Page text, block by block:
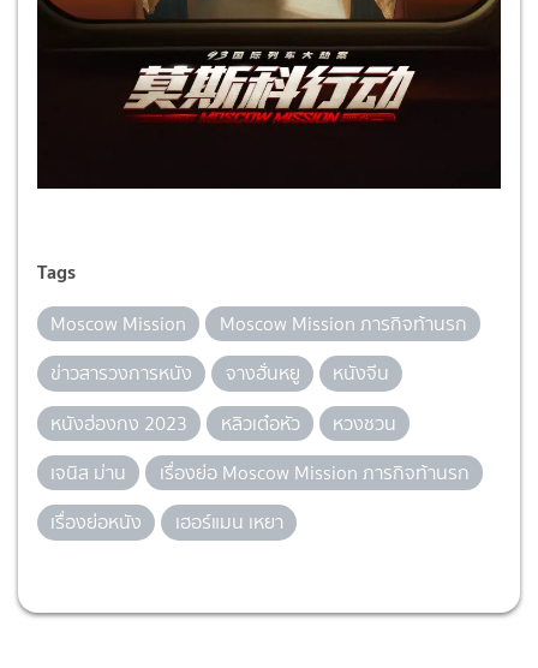
Tags
Moscow Mission
Moscow Mission ภารกิจท้านรก
ข่าวสารวงการหนัง
จางฮั่นหยู
หนังจีน
หนังฮ่องกง 2023
หลิวเต๋อหัว
หวงชวน
เจนิส ม่าน
เรื่องย่อ Moscow Mission ภารกิจท้านรก
เรื่องย่อหนัง
เฮอร์แมน เหยา